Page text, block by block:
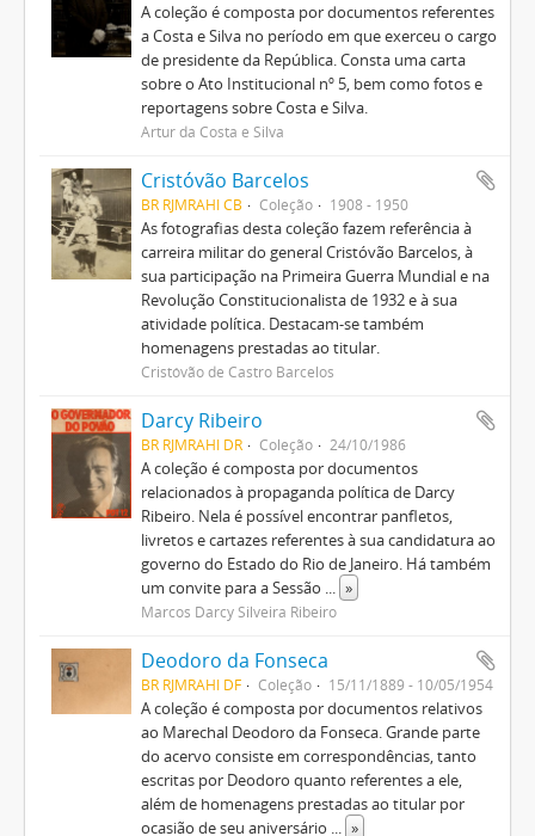
A coleção é composta por documentos referentes
a Costa e Silva no período em que exerceu o cargo
de presidente da República. Consta uma carta
sobre o Ato Institucional nº 5, bem como fotos e
reportagens sobre Costa e Silva.
Artur da Costa e Silva
Cristóvão Barcelos
BR RJMRAHI CB Coleção 1908 - 1950
As fotografias desta coleção fazem referência à
carreira militar do general Cristóvão Barcelos, à
sua participação na Primeira Guerra Mundial e na
Revolução Constitucionalista de 1932 e à sua
atividade política. Destacam-se também
homenagens prestadas ao titular.
Cristóvão de Castro Barcelos
Darcy Ribeiro
BR RJMRAHI DR Coleção 24/10/1986
A coleção é composta por documentos
relacionados à propaganda política de Darcy
Ribeiro. Nela é possível encontrar panfletos,
livretos e cartazes referentes à sua candidatura ao
governo do Estado do Rio de Janeiro. Há também
um convite para a Sessão ... »
Marcos Darcy Silveira Ribeiro
Deodoro da Fonseca
BR RJMRAHI DF Coleção 15/11/1889 - 10/05/1954
A coleção é composta por documentos relativos
ao Marechal Deodoro da Fonseca. Grande parte
do acervo consiste em correspondências, tanto
escritas por Deodoro quanto referentes a ele,
além de homenagens prestadas ao titular por
ocasião de seu aniversário ... »